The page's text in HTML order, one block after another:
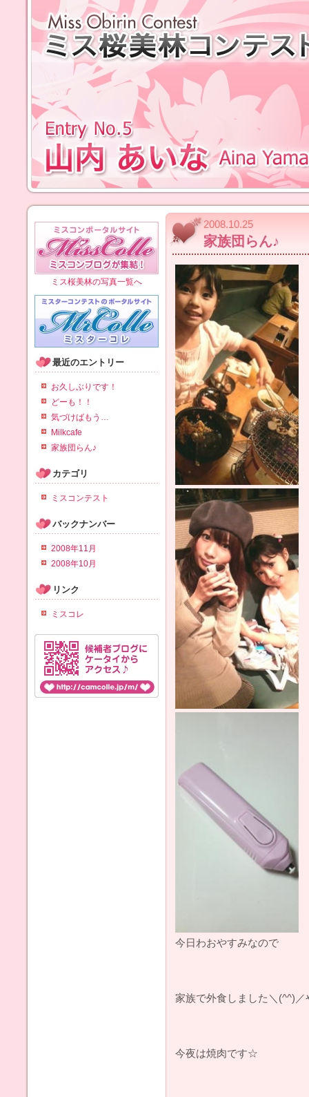
2008.10.25
家族団らん♪
今日わおやすみなので
家族で外食しました＼(^^)／
今夜は焼肉です☆
ミス桜美林の写真一覧へ
最近のエントリー
お久しぶりです！
どーも！！
気づけばもう…
Milkcafe
家族団らん♪
カテゴリ
ミスコンテスト
バックナンバー
2008年11月
2008年10月
リンク
ミスコレ